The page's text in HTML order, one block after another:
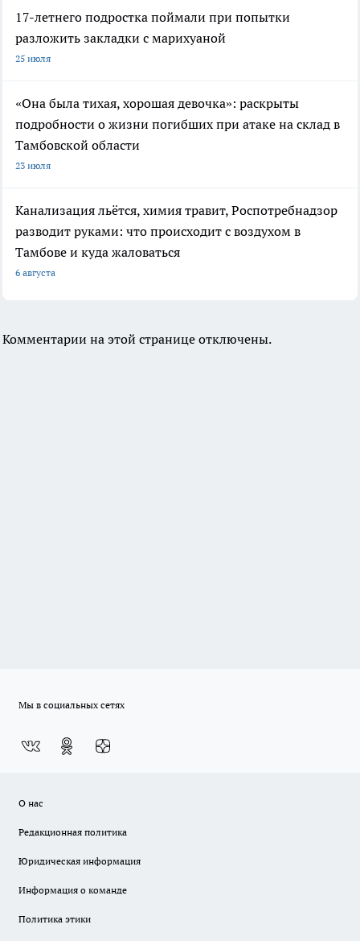
17-летнего подростка поймали при попытки
разложить закладки с марихуаной
25 июля
«Она была тихая, хорошая девочка»: раскрыты
подробности о жизни погибших при атаке на склад в
Тамбовской области
23 июля
Канализация льётся, химия травит, Роспотребнадзор
разводит руками: что происходит с воздухом в
Тамбове и куда жаловаться
6 августа
Комментарии на этой странице отключены.
Мы в социальных сетях
О нас
Редакционная политика
Юридическая информация
Информация о команде
Политика этики